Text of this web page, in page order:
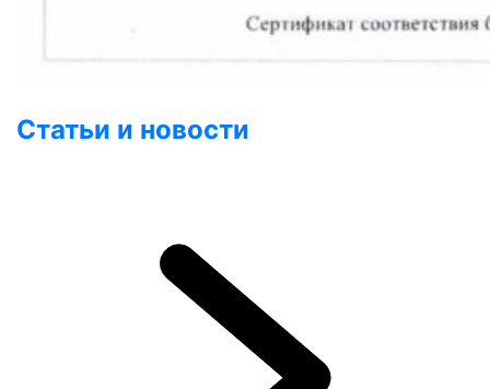
Статьи и новости